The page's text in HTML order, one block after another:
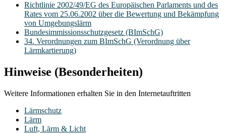
Richtlinie 2002/49/EG des Europäischen Parlaments und des
Rates vom 25.06.2002 über die Bewertung und Bekämpfung
von Umgebungslärm
Bundesimmissionsschutzgesetz (BImSchG)
34. Verordnungen zum BImSchG (Verordnung über
Lärmkartierung)
Hinweise (Besonderheiten)
Weitere Informationen erhalten Sie in den Internetauftritten
Lärmschutz
Lärm
Luft, Lärm & Licht